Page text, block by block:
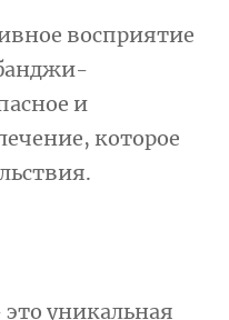
восприятие
и
которое
уникальная